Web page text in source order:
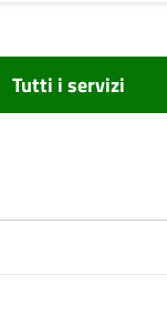
Tutti i servizi